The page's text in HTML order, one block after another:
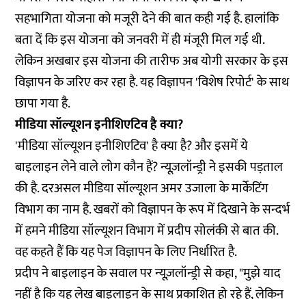
सहभागिता योजना को मजूरी देने की बात कही गई है. हालांकि
बता दें कि इस योजना को जनवरी में ही मंजूरी मिल गई थी.
लेकिन अखबार इस योजना की तारीफ अब योगी सरकार के इस
विज्ञापन के जरिए कर रहा है. यह विज्ञापन 'विशेष रिपोर्ट' के साथ
छापा गया है.
मीडिया सॉल्यूशन इनीशिएटिव है क्या?
'मीडिया सॉल्यूशन इनीशिएटिव' है क्या है? और इसमें ये
बाइलाइन लेने वाले लोग कौन हैं? न्यूज़लॉन्ड्री ने इसकी पड़ताल
की है. दरअसल मीडिया सॉल्यूशन अमर उजाला के मार्केटिंग
विभाग का नाम है. खबरों को विज्ञापन के रूप में दिखाने के सन्दर्भ
में हमने मीडिया सॉल्यूशन विभाग में प्रदीप सोलंकी से बात की.
वह कहते हैं कि यह पेज विज्ञापन के लिए निर्धारित है.
प्रदीप ने बाइलाइन के सवाल पर न्यूज़लॉन्ड्री से कहा, "मुझे याद
नहीं है कि यह लेख बाइलाइन के साथ प्रकाशित हो रहे हैं, लेकिन